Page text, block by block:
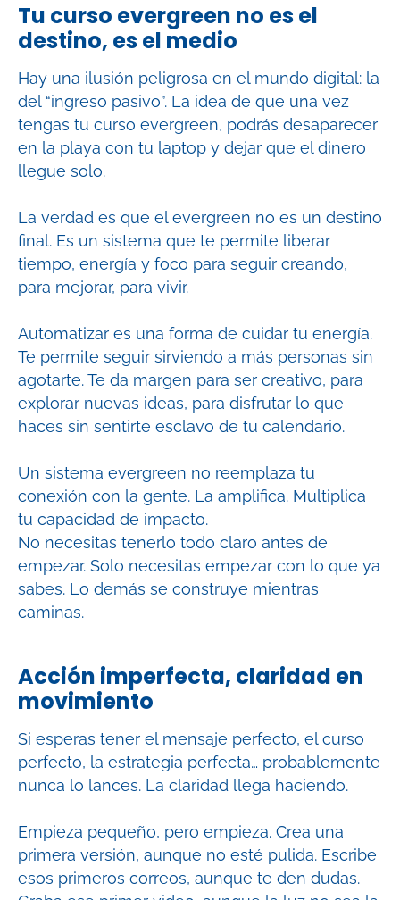
Tu curso evergreen no es el
destino, es el medio
Hay una ilusión peligrosa en el mundo digital: la
del “ingreso pasivo”. La idea de que una vez
tengas tu curso evergreen, podrás desaparecer
en la playa con tu laptop y dejar que el dinero
llegue solo.
La verdad es que el evergreen no es un destino
final. Es un sistema que te permite liberar
tiempo, energía y foco para seguir creando,
para mejorar, para vivir.
Automatizar es una forma de cuidar tu energía.
Te permite seguir sirviendo a más personas sin
agotarte. Te da margen para ser creativo, para
explorar nuevas ideas, para disfrutar lo que
haces sin sentirte esclavo de tu calendario.
Un sistema evergreen no reemplaza tu
conexión con la gente. La amplifica. Multiplica
tu capacidad de impacto.
No necesitas tenerlo todo claro antes de
empezar. Solo necesitas empezar con lo que ya
sabes. Lo demás se construye mientras
caminas.
Acción imperfecta, claridad en
movimiento
Si esperas tener el mensaje perfecto, el curso
perfecto, la estrategia perfecta… probablemente
nunca lo lances. La claridad llega haciendo.
Empieza pequeño, pero empieza. Crea una
primera versión, aunque no esté pulida. Escribe
esos primeros correos, aunque te den dudas.